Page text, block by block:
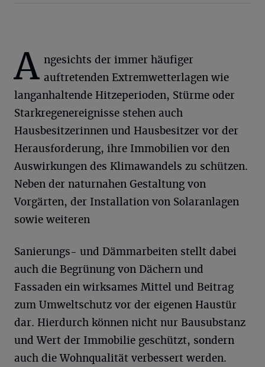
A ngesichts der immer häufiger
auftretenden Extremwetterlagen wie
langanhaltende Hitzeperioden, Stürme oder
Starkregenereignisse stehen auch
Hausbesitzerinnen und Hausbesitzer vor der
Herausforderung, ihre Immobilien vor den
Auswirkungen des Klimawandels zu schützen.
Neben der naturnahen Gestaltung von
Vorgärten, der Installation von Solaranlagen
sowie weiteren
Sanierungs- und Dämmarbeiten stellt dabei
auch die Begrünung von Dächern und
Fassaden ein wirksames Mittel und Beitrag
zum Umweltschutz vor der eigenen Haustür
dar. Hierdurch können nicht nur Bausubstanz
und Wert der Immobilie geschützt, sondern
auch die Wohnqualität verbessert werden.